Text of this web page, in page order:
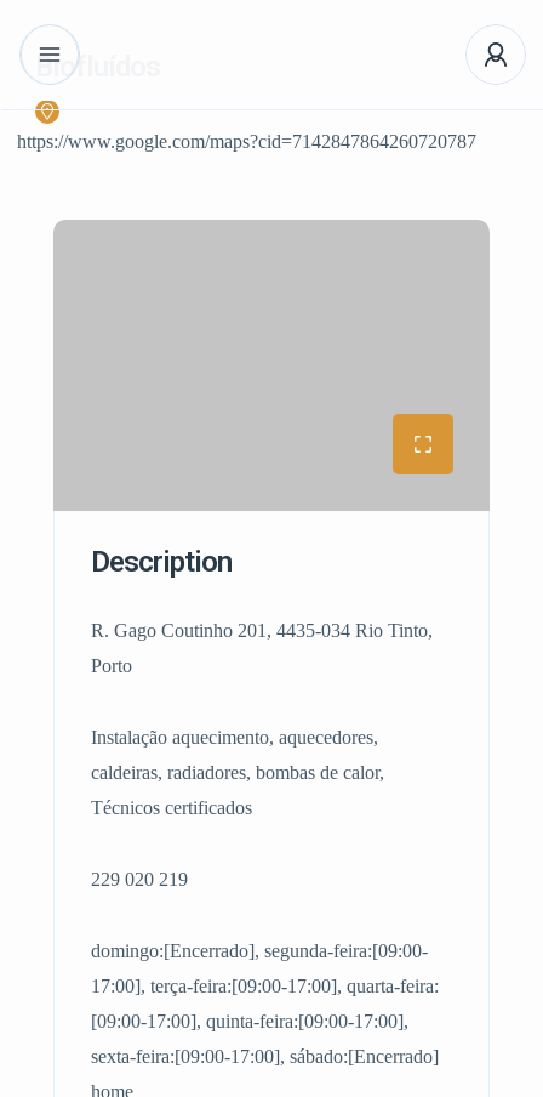
Biofluídos
https://www.google.com/maps?cid=7142847864260720787
Description
R. Gago Coutinho 201, 4435-034 Rio Tinto,
Porto
Instalação aquecimento, aquecedores,
caldeiras, radiadores, bombas de calor,
Técnicos certificados
229 020 219
domingo:[Encerrado], segunda-feira:[09:00-
17:00], terça-feira:[09:00-17:00], quarta-feira:
[09:00-17:00], quinta-feira:[09:00-17:00],
sexta-feira:[09:00-17:00], sábado:[Encerrado]
home